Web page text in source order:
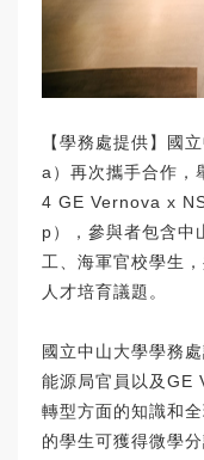
【學務處提供】國
a）再次攜手合作，
4 GE Vernova x
p），參與者包含中
工、海軍官校學生
人才培育議題。
國立中山大學學務
能源局官員以及GE
轉型方面的知識和
的學生可獲得微學